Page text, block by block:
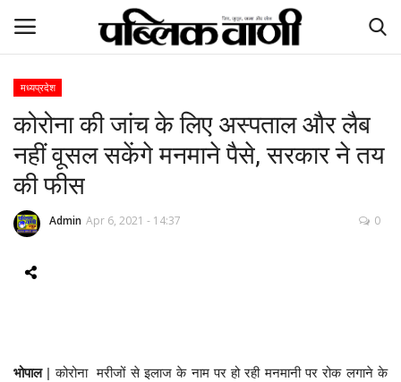
ई-पेपर
होम
Contact Us
मध्यप्रदेश
कोरोना की जांच के लिए अस्पताल और लैब
नहीं वूसल सकेंगे मनमाने पैसे, सरकार ने तय
की फीस
Admin Apr 6, 2021 - 14:37 0
भोपाल | कोरोना मरीजों से इलाज के नाम पर हो रही मनमानी पर रोक लगाने के